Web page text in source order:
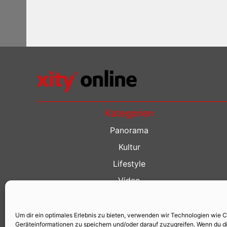
Um dir ein optimales Erlebnis zu bieten, verwenden wir Technologien wie
Geräteinformationen zu speichern und/oder darauf zuzugreifen. Wenn du
Kategorien
Panorama
Kultur
Lifestyle
Video
Kino Guide